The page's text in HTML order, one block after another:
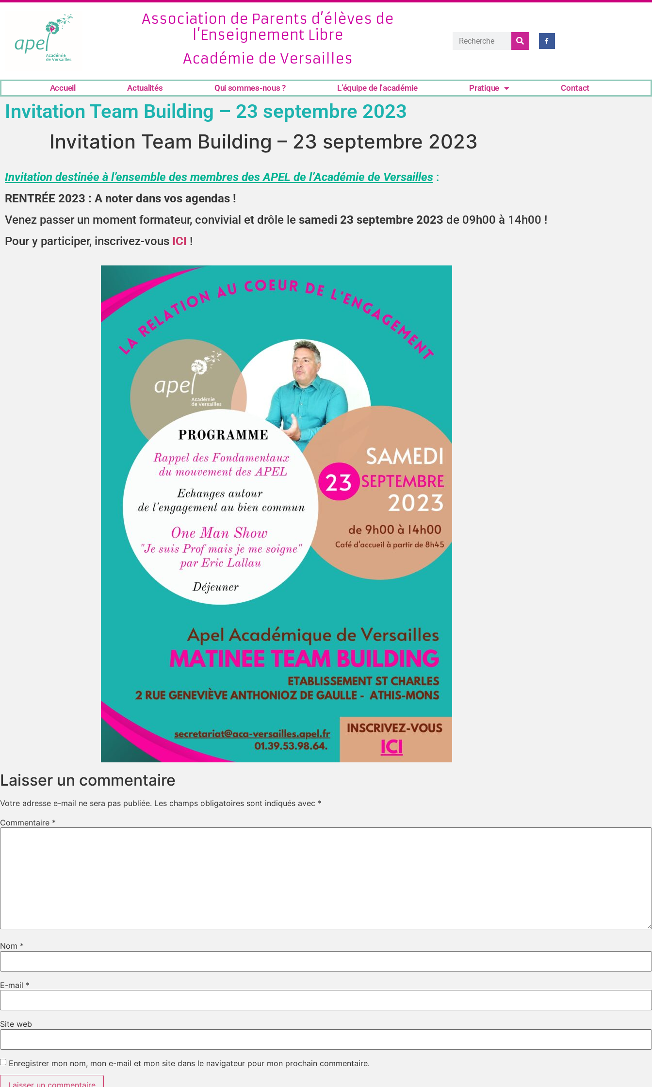
Association de Parents d’élèves de
l’Enseignement Libre
Académie de Versailles
Accueil Actualités Qui sommes-nous ? L’équipe de l’académie Pratique Contact
Invitation Team Building – 23 septembre 2023
Invitation Team Building – 23 septembre 2023
Invitation destinée à l’ensemble des membres des APEL de l’Académie de Versailles :
RENTRÉE 2023 : A noter dans vos agendas !
Venez passer un moment formateur, convivial et drôle le samedi 23 septembre 2023 de 09h00 à 14h00 !
Pour y participer, inscrivez-vous ICI !
Laisser un commentaire
Votre adresse e-mail ne sera pas publiée. Les champs obligatoires sont indiqués avec *
Commentaire *
Nom *
E-mail *
Site web
Enregistrer mon nom, mon e-mail et mon site dans le navigateur pour mon prochain commentaire.